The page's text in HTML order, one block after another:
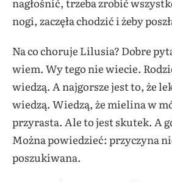
nogi, zaczęła chodzić i żeby
Na co choruje Lilusia? Dobre
wiem. Wy tego nie wiecie.
wiedzą. A najgorsze jest to, że
wiedzą. Wiedzą, że mielina w
przyrasta. Ale to jest skutek. A
Można powiedzieć: przyczyna
poszukiwana.